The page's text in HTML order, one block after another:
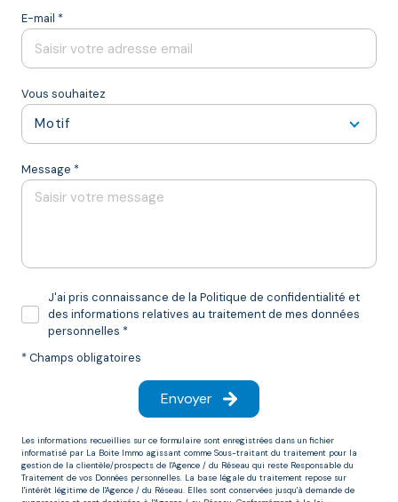
E-mail *
Vous souhaitez
Motif
Message *
J'ai pris connaissance de la Politique de confidentialité et
des informations relatives au traitement de mes données
personnelles *
* Champs obligatoires
Envoyer
Les informations recueillies sur ce formulaire sont enregistrées dans un fichier
informatisé par La Boite Immo agissant comme Sous-traitant du traitement pour la
gestion de la clientèle/prospects de l'Agence / du Réseau qui reste Responsable du
Traitement de vos Données personnelles. La base légale du traitement repose sur
l'intérêt légitime de l'Agence / du Réseau. Elles sont conservées jusqu'à demande de